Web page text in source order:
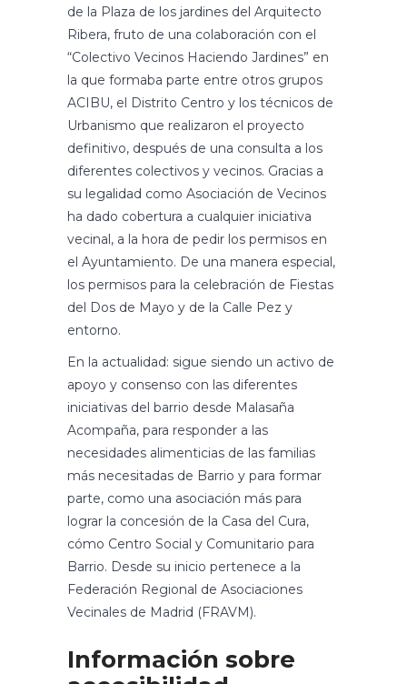
de la Plaza de los jardines del Arquitecto
Ribera, fruto de una colaboración con el
“Colectivo Vecinos Haciendo Jardines” en
la que formaba parte entre otros grupos
ACIBU, el Distrito Centro y los técnicos de
Urbanismo que realizaron el proyecto
definitivo, después de una consulta a los
diferentes colectivos y vecinos. Gracias a
su legalidad como Asociación de Vecinos
ha dado cobertura a cualquier iniciativa
vecinal, a la hora de pedir los permisos en
el Ayuntamiento. De una manera especial,
los permisos para la celebración de Fiestas
del Dos de Mayo y de la Calle Pez y
entorno.
En la actualidad: sigue siendo un activo de
apoyo y consenso con las diferentes
iniciativas del barrio desde Malasaña
Acompaña, para responder a las
necesidades alimenticias de las familias
más necesitadas de Barrio y para formar
parte, como una asociación más para
lograr la concesión de la Casa del Cura,
cómo Centro Social y Comunitario para
Barrio. Desde su inicio pertenece a la
Federación Regional de Asociaciones
Vecinales de Madrid (FRAVM).
Información sobre